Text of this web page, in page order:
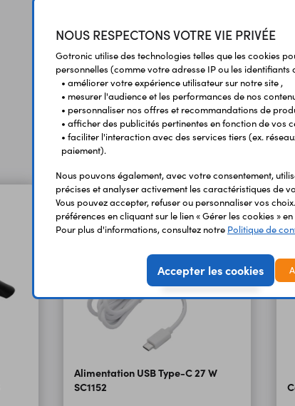
Produits liés
Alimentation USB Type-C 27 W
SC1152
NOUS RESPECTONS VOTRE VIE PRIVÉE
Gotronic utilise des technologies telles que les cookies
personnelles (comme votre adresse IP ou les
• améliorer votre expérience utilisateur sur notre site ,
• mesurer l'audience et les performances de nos
• personnaliser nos offres et recommandations de
• afficher des publicités pertinentes en fonction de vos
• faciliter l'interaction avec des services tiers (ex.
paiement).
Nous pouvons également, avec votre consentement,
précises et analyser activement les caractéristiques de
Vous pouvez accepter, refuser ou personnaliser vos
préférences en cliquant sur le lien « Gérer les cookies »
Pour plus d'informations, consultez notre Politique de
Accepter les cookies